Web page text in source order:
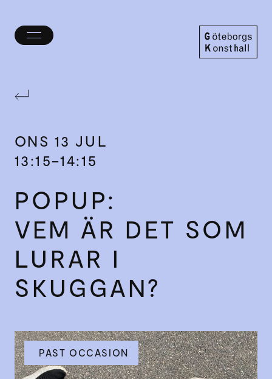
Öppna/stäng
ONS 13 JUL
13:15–14:15
POPUP:
VEM ÄR DET SOM
LURAR I
SKUGGAN?
PAST OCCASION